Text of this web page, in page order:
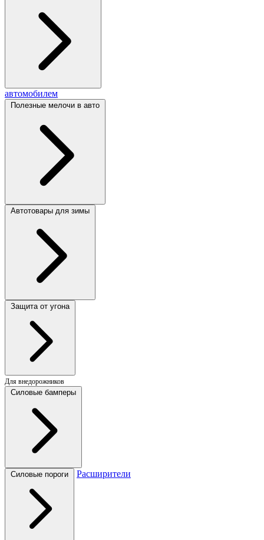
автомобилем
Полезные мелочи в авто
Автотовары для зимы
Защита от угона
Для внедорожников
Силовые бамперы
Силовые пороги Расширители